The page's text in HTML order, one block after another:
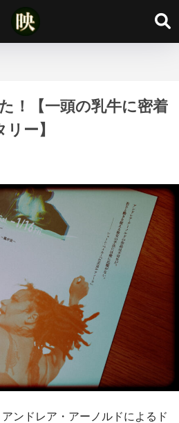
！【一頭の乳牛に密着
ー】
ンドレア・アーノルドによるド